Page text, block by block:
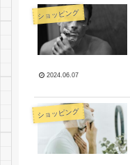
ショッピング
2024.06.07
ショッピング